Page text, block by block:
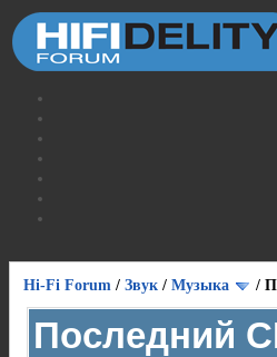
Hi-Fi Forum / Звук / Музыка /
Последний